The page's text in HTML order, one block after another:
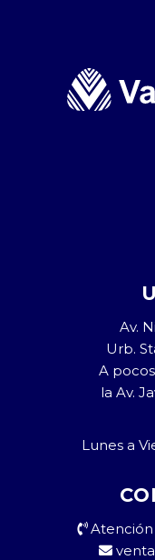
Av.
Urb.
A
la Av.
Lunes a
Atención